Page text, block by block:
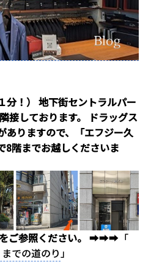
分！） 地下街セントラルパー
しております。
ドラッグス
ありますので、「エフジー久
8階までお越しくださいま
ご参照ください。 ➡➡➡「
での道のり」